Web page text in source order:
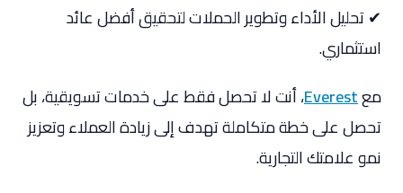
✔ تحليل الأداء وتطوير الحملات لتحقيق أفضل عائد
استثماري.
معEverest، أنت لا تحصل فقط على خدمات تسويقية، بل
تحصل على خطة متكاملة تهدف إلى زيادة العملاء وتعزيز
نمو علامتك التجارية.